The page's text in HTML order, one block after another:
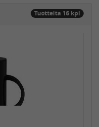
Tuotteita 16 kpl